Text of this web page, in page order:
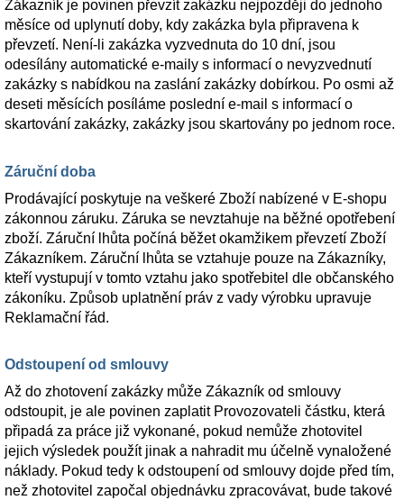
Zákazník je povinen převzít zakázku nejpozději do jednoho
měsíce od uplynutí doby, kdy zakázka byla připravena k
převzetí. Není-li zakázka vyzvednuta do 10 dní, jsou
odesílány automatické e-maily s informací o nevyzvednutí
zakázky s nabídkou na zaslání zakázky dobírkou. Po osmi až
deseti měsících posíláme poslední e-mail s informací o
skartování zakázky, zakázky jsou skartovány po jednom roce.
Záruční doba
Prodávající poskytuje na veškeré Zboží nabízené v E-shopu
zákonnou záruku. Záruka se nevztahuje na běžné opotřebení
zboží. Záruční lhůta počíná běžet okamžikem převzetí Zboží
Zákazníkem. Záruční lhůta se vztahuje pouze na Zákazníky,
kteří vystupují v tomto vztahu jako spotřebitel dle občanského
zákoníku. Způsob uplatnění práv z vady výrobku upravuje
Reklamační řád.
Odstoupení od smlouvy
Až do zhotovení zakázky může Zákazník od smlouvy
odstoupit, je ale povinen zaplatit Provozovateli částku, která
připadá za práce již vykonané, pokud nemůže zhotovitel
jejich výsledek použít jinak a nahradit mu účelně vynaložené
náklady. Pokud tedy k odstoupení od smlouvy dojde před tím,
než zhotovitel započal objednávku zpracovávat, bude takové